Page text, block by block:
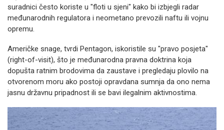
suradnici često koriste u "floti u sjeni" kako bi izbjegli radar
međunarodnih regulatora i neometano prevozili naftu ili vojnu
opremu.
Američke snage, tvrdi Pentagon, iskoristile su "pravo posjeta"
(right-of-visit), što je međunarodna pravna doktrina koja
dopušta ratnim brodovima da zaustave i pregledaju plovilo na
otvorenom moru ako postoji opravdana sumnja da ono nema
jasnu državnu pripadnost ili se bavi ilegalnim aktivnostima.